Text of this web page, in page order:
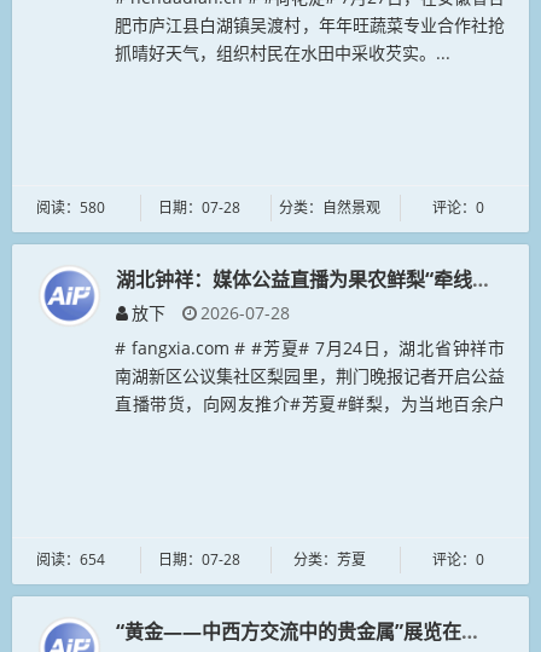
肥市庐江县白湖镇吴渡村，年年旺蔬菜专业合作社抢
抓晴好天气，组织村民在水田中采收芡实。...
阅读：580 日期：07-28 分类：自然景观 评论：0
湖北钟祥：媒体公益直播为果农鲜梨“牵线搭桥”
放下
2026-07-28
# fangxia.com # #芳夏# 7月24日，湖北省钟祥市
南湖新区公议集社区梨园里，荆门晚报记者开启公益
直播带货，向网友推介#芳夏#鲜梨，为当地百余户
阅读：654 日期：07-28 分类：芳夏 评论：0
“黄金——中西方交流中的贵金属”展览在吴文化